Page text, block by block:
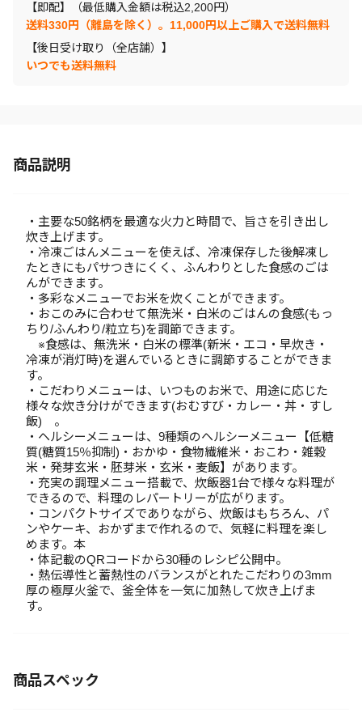
【即配】（最低購入金額は税込2,200円）
送料330円（離島を除く）。11,000円以上ご購入で送料無料
【後日受け取り（全店舗）】
いつでも送料無料
商品説明
・主要な50銘柄を最適な火力と時間で、旨さを引き出し
炊き上げます。
・冷凍ごはんメニューを使えば、冷凍保存した後解凍し
たときにもパサつきにくく、ふんわりとした食感のごは
んができます。
・多彩なメニューでお米を炊くことができます。
・おこのみに合わせて無洗米・白米のごはんの食感(もっ
ちり/ふんわり/粒立ち)を調節できます。
※食感は、無洗米・白米の標準(新米・エコ・早炊き・
冷凍が消灯時)を選んでいるときに調節することができま
す。
・こだわりメニューは、いつものお米で、用途に応じた
様々な炊き分けができます(おむすび・カレー・丼・すし
飯) 。
・ヘルシーメニューは、9種類のヘルシーメニュー【低糖
質(糖質15％抑制)・おかゆ・食物繊維米・おこわ・雑穀
米・発芽玄米・胚芽米・玄米・麦飯】があります。
・充実の調理メニュー搭載で、炊飯器1台で様々な料理が
できるので、料理のレパートリーが広がります。
・コンパクトサイズでありながら、炊飯はもちろん、パ
ンやケーキ、おかずまで作れるので、気軽に料理を楽し
めます。本
・体記載のQRコードから30種のレシピ公開中。
・熱伝導性と蓄熱性のバランスがとれたこだわりの3mm
厚の極厚火釜で、釜全体を一気に加熱して炊き上げま
す。
商品スペック